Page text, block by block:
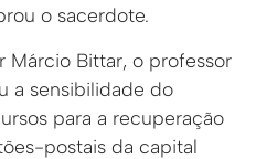
o sacerdote.
Márcio Bittar, o professor
a sensibilidade do
para a recuperação
postais da capital